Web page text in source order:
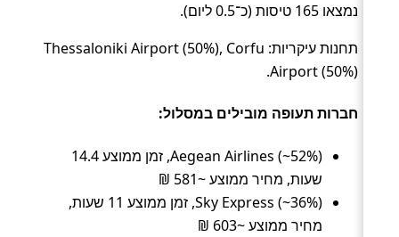
נמצאו 165 טיסות (כ־0.5 ליום).
תחנות עיקריות: Thessaloniki Airport (50%), Corfu
Airport (50%).
חברות תעופה מובילים במסלול:
Aegean Airlines (~52%), זמן ממוצע 14.4
שעות, מחיר ממוצע ~581 ₪
Sky Express (~36%), זמן ממוצע 11 שעות,
מחיר ממוצע ~603 ₪